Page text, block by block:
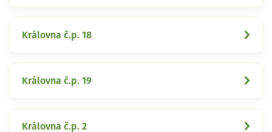
Královna č.p. 18
Královna č.p. 19
Královna č.p. 2